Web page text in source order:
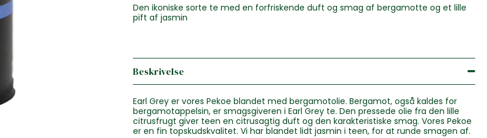
Den ikoniske sorte te med en forfriskende duft og smag af bergamotte og et lille
pift af jasmin
Beskrivelse
Earl Grey er vores Pekoe blandet med bergamotolie. Bergamot, også kaldes for
bergamotappelsin, er smagsgiveren i Earl Grey te. Den pressede olie fra den lille
citrusfrugt giver teen en citrusagtig duft og den karakteristiske smag. Vores Pekoe
er en fin topskudskvalitet. Vi har blandet lidt jasmin i teen, for at runde smagen af.